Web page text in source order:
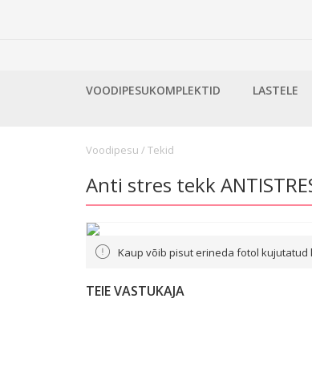
VOODIPESUKOMPLEKTID LASTELE
Voodipesu /Tekid
Anti stres tekk
Kaup võib pisut erineda fotol kujutatud
TEIE VASTUKAJA